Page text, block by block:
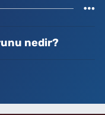
nedir?